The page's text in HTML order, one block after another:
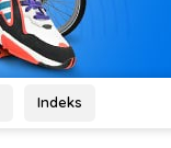
Indeks